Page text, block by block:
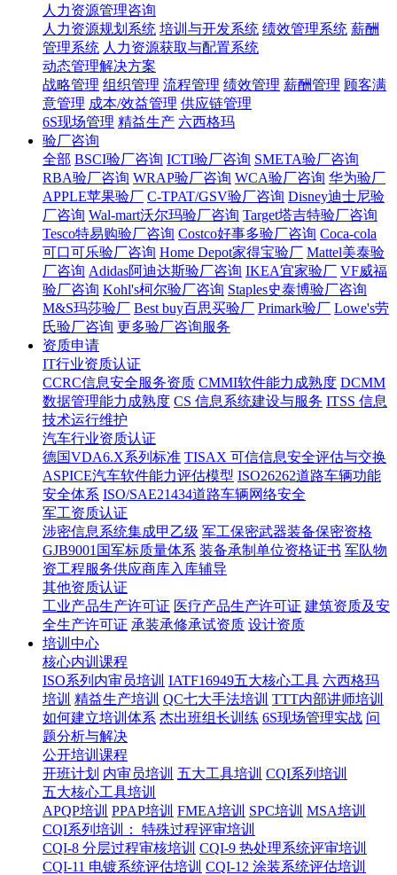
人力资源管理咨询
人力资源规划系统 培训与开发系统 绩效管理系统 薪酬
管理系统 人力资源获取与配置系统
动态管理解决方案
战略管理 组织管理 流程管理 绩效管理 薪酬管理 顾客满
意管理 成本/效益管理 供应链管理
6S现场管理 精益生产 六西格玛
验厂咨询
全部 BSCI验厂咨询 ICTI验厂咨询 SMETA验厂咨询
RBA验厂咨询 WRAP验厂咨询 WCA验厂咨询 华为验厂
APPLE苹果验厂 C-TPAT/GSV验厂咨询 Disney迪士尼验
厂咨询 Wal-mart沃尔玛验厂咨询 Target塔吉特验厂咨询
Tesco特易购验厂咨询 Costco好事多验厂咨询 Coca-cola
可口可乐验厂咨询 Home Depot家得宝验厂 Mattel美泰验
厂咨询 Adidas阿迪达斯验厂咨询 IKEA宜家验厂 VF威福
验厂咨询 Kohl's柯尔验厂咨询 Staples史泰博验厂咨询
M&S玛莎验厂 Best buy百思买验厂 Primark验厂 Lowe's劳
氏验厂咨询 更多验厂咨询服务
资质申请
IT行业资质认证
CCRC信息安全服务资质 CMMI软件能力成熟度 DCMM
数据管理能力成熟度 CS 信息系统建设与服务 ITSS 信息
技术运行维护
汽车行业资质认证
德国VDA6.X系列标准 TISAX 可信信息安全评估与交换
ASPICE汽车软件能力评估模型 ISO26262道路车辆功能
安全体系 ISO/SAE21434道路车辆网络安全
军工资质认证
涉密信息系统集成甲乙级 军工保密武器装备保密资格
GJB9001国军标质量体系 装备承制单位资格证书 军队物
资工程服务供应商库入库辅导
其他资质认证
工业产品生产许可证 医疗产品生产许可证 建筑资质及安
全生产许可证 承装承修承试资质 设计资质
培训中心
核心内训课程
ISO系列内审员培训 IATF16949五大核心工具 六西格玛
培训 精益生产培训 QC七大手法培训 TTT内部讲师培训
如何建立培训体系 杰出班组长训练 6S现场管理实战 问
题分析与解决
公开培训课程
开班计划 内审员培训 五大工具培训 CQI系列培训
五大核心工具培训
APQP培训 PPAP培训 FMEA培训 SPC培训 MSA培训
CQI系列培训： 特殊过程评审培训
CQI-8 分层过程审核培训 CQI-9 热处理系统评审培训
CQI-11 电镀系统评估培训 CQI-12 涂装系统评估培训